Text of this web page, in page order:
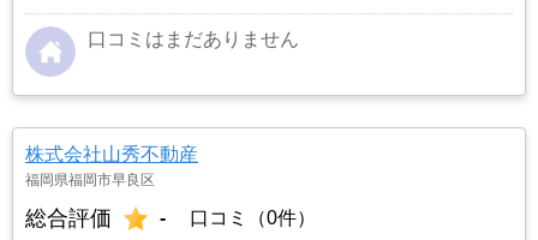
口コミはまだありません
株式会社山秀不動産
福岡県福岡市早良区
総合評価 - 口コミ（0件）